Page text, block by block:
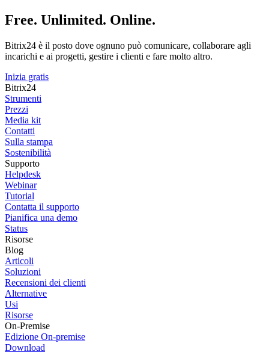
Free. Unlimited. Online.
Bitrix24 è il posto dove ognuno può comunicare, collaborare agli
incarichi e ai progetti, gestire i clienti e fare molto altro.
Inizia gratis
Bitrix24
Strumenti
Prezzi
Media kit
Contatti
Sulla stampa
Sostenibilità
Supporto
Helpdesk
Webinar
Tutorial
Contatta il supporto
Pianifica una demo
Status
Risorse
Blog
Articoli
Soluzioni
Recensioni dei clienti
Alternative
Usi
Risorse
On-Premise
Edizione On-premise
Download